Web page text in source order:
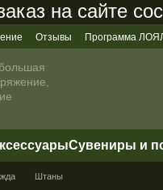
сайте
Отзывы
Программа
Сувениры и
Штаны